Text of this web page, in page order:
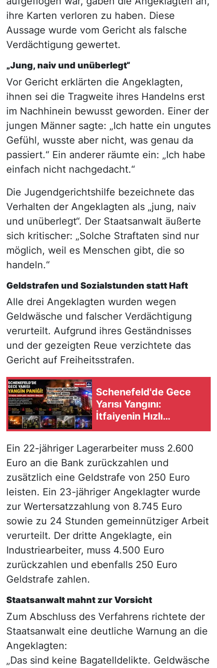
ihre Karten verloren zu haben. Diese
Aussage wurde vom Gericht als falsche
Verdächtigung gewertet.
„Jung, naiv und unüberlegt“
Vor Gericht erklärten die Angeklagten,
ihnen sei die Tragweite ihres Handelns erst
im Nachhinein bewusst geworden. Einer der
jungen Männer sagte: „Ich hatte ein ungutes
Gefühl, wusste aber nicht, was genau da
passiert.“ Ein anderer räumte ein: „Ich habe
einfach nicht nachgedacht.“
Die Jugendgerichtshilfe bezeichnete das
Verhalten der Angeklagten als „jung, naiv
und unüberlegt“. Der Staatsanwalt äußerte
sich kritischer: „Solche Straftaten sind nur
möglich, weil es Menschen gibt, die so
handeln.“
Geldstrafen und Sozialstunden statt Haft
Alle drei Angeklagten wurden wegen
Geldwäsche und falscher Verdächtigung
verurteilt. Aufgrund ihres Geständnisses
und der gezeigten Reue verzichtete das
Gericht auf Freiheitsstrafen.
Schenefeld'de Gece
Yarısı Yangını:
İtfaiyenin Hızlı
Müdahalesi Faciayı
Ein 22-jähriger Lagerarbeiter muss 2.600
Euro an die Bank zurückzahlen und
zusätzlich eine Geldstrafe von 250 Euro
leisten. Ein 23-jähriger Angeklagter wurde
zur Wertersatzzahlung von 8.745 Euro
sowie zu 24 Stunden gemeinnütziger Arbeit
verurteilt. Der dritte Angeklagte, ein
Industriearbeiter, muss 4.500 Euro
zurückzahlen und ebenfalls 250 Euro
Geldstrafe zahlen.
Staatsanwalt mahnt zur Vorsicht
Zum Abschluss des Verfahrens richtete der
Staatsanwalt eine deutliche Warnung an die
Angeklagten:
„Das sind keine Bagatelldelikte. Geldwäsche